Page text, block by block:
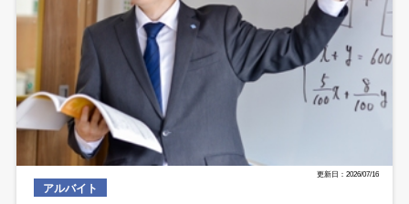
更新日：2026/07/16
アルバイト